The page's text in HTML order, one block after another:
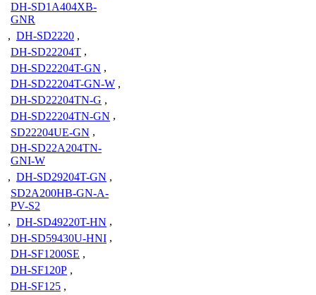
DH-SD1A404XB-
GNR
, DH-SD2220 ,
DH-SD22204T ,
DH-SD22204T-GN ,
DH-SD22204T-GN-W ,
DH-SD22204TN-G ,
DH-SD22204TN-GN ,
SD22204UE-GN ,
DH-SD22A204TN-
GNI-W
, DH-SD29204T-GN ,
SD2A200HB-GN-A-
PV-S2
, DH-SD49220T-HN ,
DH-SD59430U-HNI ,
DH-SF1200SE ,
DH-SF120P ,
DH-SF125 ,